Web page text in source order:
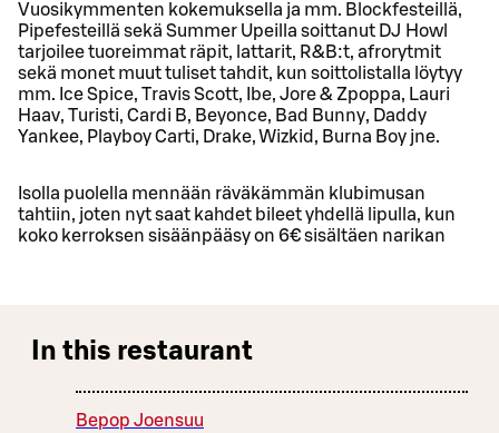
Vuosikymmenten kokemuksella ja mm. Blockfesteillä,
Pipefesteillä sekä Summer Upeilla soittanut DJ Howl
tarjoilee tuoreimmat räpit, lattarit, R&B:t, afrorytmit
sekä monet muut tuliset tahdit, kun soittolistalla löytyy
mm. Ice Spice, Travis Scott, Ibe, Jore & Zpoppa, Lauri
Haav, Turisti, Cardi B, Beyonce, Bad Bunny, Daddy
Yankee, Playboy Carti, Drake, Wizkid, Burna Boy jne.
Isolla puolella mennään räväkämmän klubimusan
tahtiin, joten nyt saat kahdet bileet yhdellä lipulla, kun
koko kerroksen sisäänpääsy on 6€ sisältäen narikan
In this restaurant
Bepop Joensuu